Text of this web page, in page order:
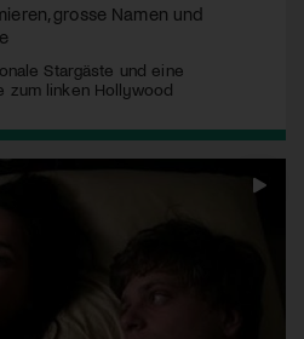
grosse Namen und
Stargäste und eine
zum linken Hollywood